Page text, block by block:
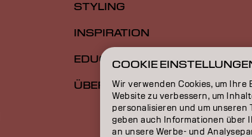
STYLING
INSPIRATION
EDUCATION
ÜBER
COOKIE
Wir verwenden Cookies, um Ihre
Website zu verbessern, um
personalisieren und um unseren
geben auch Informationen über
an unsere Werbe- und